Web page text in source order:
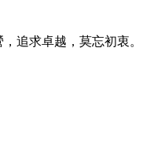
追求卓越，莫忘初衷。